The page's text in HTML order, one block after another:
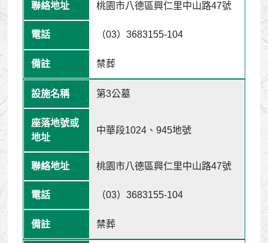
桃園市八德區興仁里中山路47號
（03）3683155-104
禁葬
第3公墓
中華段1024、945地號
桃園市八德區興仁里中山路47號
（03）3683155-104
禁葬